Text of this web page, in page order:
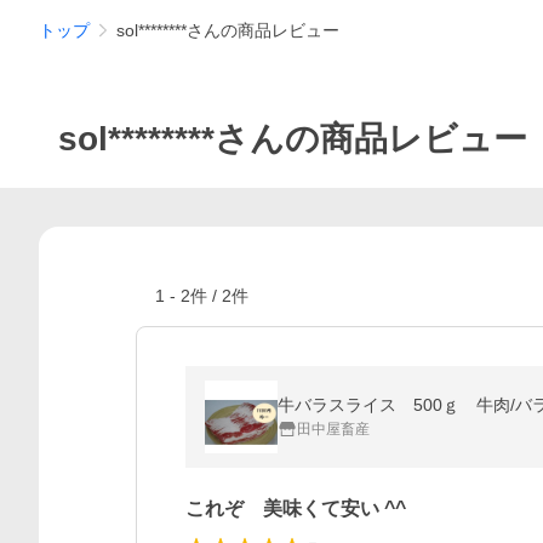
トップ sol********さんの商品レビュー
sol********さんの商品レビュー
1 - 2件 / 2件
牛バラスライス 500ｇ 牛肉/バ
田中屋畜産
これぞ 美味くて安い ^^